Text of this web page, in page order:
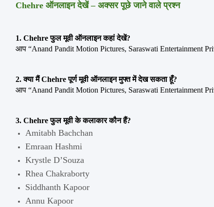
Chehre ऑनलाइन देखें – अक्सर पूछे जाने वाले प्रश्न
1. Chehre फुल मूवी ऑनलाइन कहां देखें?
आप “Anand Pandit Motion Pictures, Saraswati Entertainment
2. क्या मैं Chehre पूर्ण मूवी ऑनलाइन मुफ्त में देख सकता हूँ?
आप “Anand Pandit Motion Pictures, Saraswati Entertainment
3. Chehre फुल मूवी के कलाकार कौन हैं?
Amitabh Bachchan
Emraan Hashmi
Krystle D’Souza
Rhea Chakraborty
Siddhanth Kapoor
Annu Kapoor